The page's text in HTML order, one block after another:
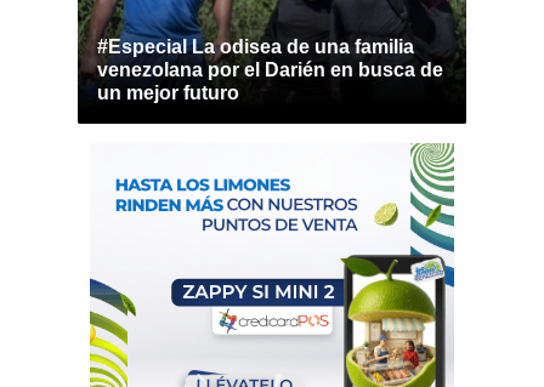
#Especial La odisea de una familia
venezolana por el Darién en busca de
un mejor futuro